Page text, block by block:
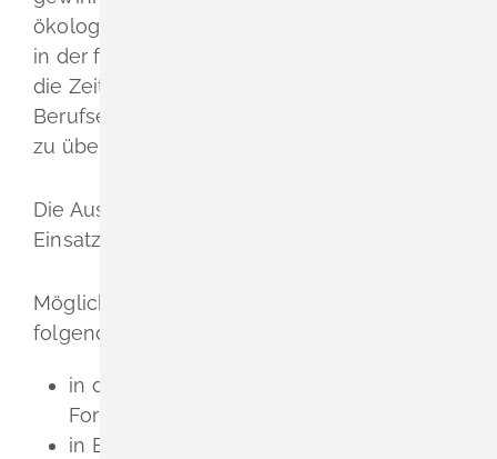
ökologischen Bereich zu erfahren, ein Jahr
in der freien Natur zu arbeiten oder einfach
die Zeit vom Schulabschluss bis zum
Berufseinstieg oder Studienbeginn sinnvoll
zu überbrücken.
Die Auswahl zwischen den verschiedenen
Einsatzbereichen
Möglich ist beispielsweise eine Mitarbeit in
folgenden Bereichen:
in der ökologischen Land- und
Forstwirtschaft und im Gartenbau
in Einrichtungen der Umweltbildung